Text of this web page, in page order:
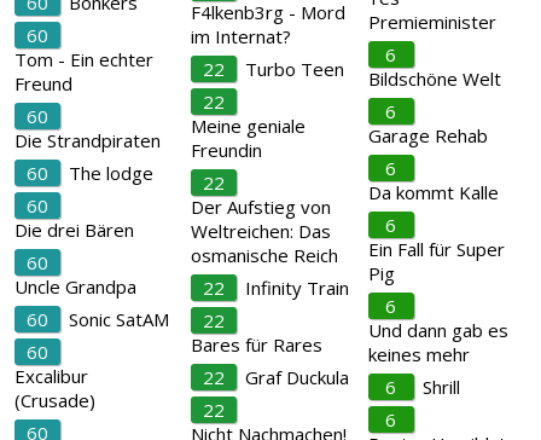
60
Tom - Ein echter
Freund
60
Die Strandpiraten
60
The lodge
60
Die drei Bären
60
Uncle Grandpa
60
Sonic SatAM
60
Excalibur
(Crusade)
60
F4lkenb3rg - Mord
im Internat?
22
Turbo Teen
22
Meine geniale
Freundin
22
Der Aufstieg von
Weltreichen: Das
osmanische Reich
22
Infinity Train
22
Bares für Rares
22
Graf Duckula
22
Nicht Nachmachen!
Premieminister
6
Bildschöne Welt
6
Garage Rehab
6
Da kommt Kalle
6
Ein Fall für Super
Pig
6
Und dann gab es
keines mehr
6
Shrill
6